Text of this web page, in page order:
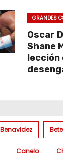
GRANDES
Oscar
Shane
lección
Benavidez
Canelo